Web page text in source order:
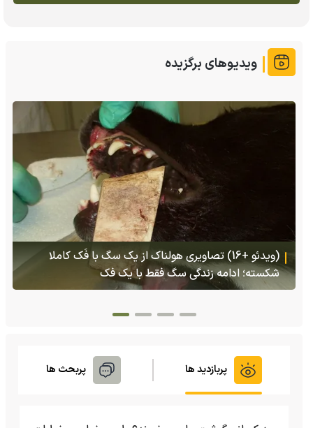
ویدیوهای برگزیده
(ویدئو) حمله سنگین و بی‌رحمانه دو کروکودیل به بچه
اسب آبی
پربازدید ها پربحث ها